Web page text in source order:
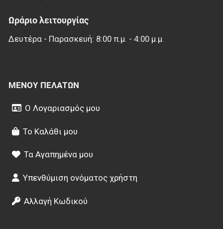
Ωράριο λειτουργίας
Δευτέρα - Παρασκευή: 8:00 π.μ. - 4:00 μ.μ.
ΜΕΝΟΎ ΠΕΛΑΤΏΝ
Ο Λογαριασμός μου
Το Καλάθι μου
Τα Αγαπημένα μου
Υπενθύμιση ονόματος χρήστη
Αλλαγή Κωδικού